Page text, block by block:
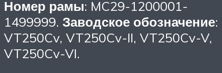
Номер рамы: MC29-1200001-
1499999. Заводское обозначение:
VT250Cv, VT250Cv-II, VT250Cv-V,
VT250Cv-VI.